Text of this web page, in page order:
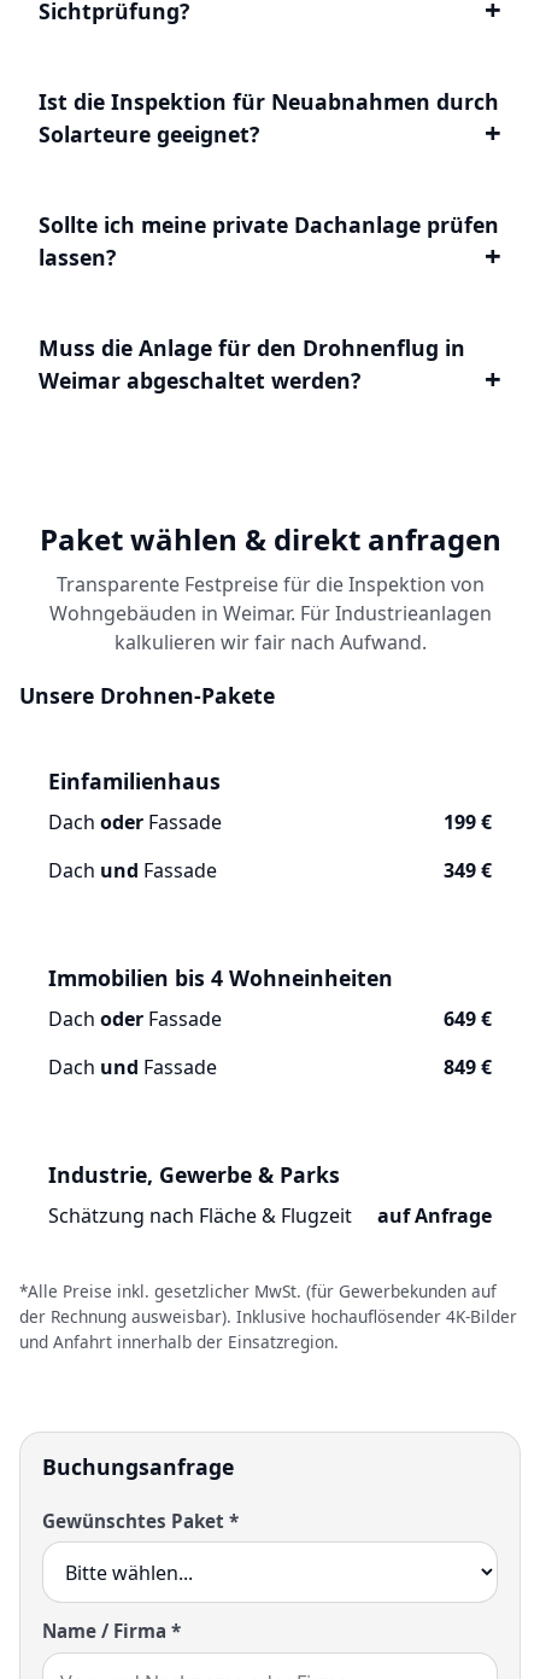
Sichtprüfung?
Ist die Inspektion für Neuabnahmen durch
Solarteure geeignet?
Sollte ich meine private Dachanlage prüfen
lassen?
Muss die Anlage für den Drohnenflug in
Weimar abgeschaltet werden?
Paket wählen & direkt anfragen
Transparente Festpreise für die Inspektion von
Wohngebäuden in Weimar. Für Industrieanlagen
kalkulieren wir fair nach Aufwand.
Unsere Drohnen-Pakete
Einfamilienhaus
Dach oder Fassade
199 €
Dach und Fassade 349 €
Immobilien bis 4 Wohneinheiten
Dach oder Fassade
649 €
Dach und Fassade 849 €
Industrie, Gewerbe & Parks
Schätzung nach Fläche & Flugzeit auf Anfrage
*Alle Preise inkl. gesetzlicher MwSt. (für Gewerbekunden auf
der Rechnung ausweisbar). Inklusive hochauflösender 4K-Bilder
und Anfahrt innerhalb der Einsatzregion.
Buchungsanfrage
Gewünschtes Paket *
Name / Firma *